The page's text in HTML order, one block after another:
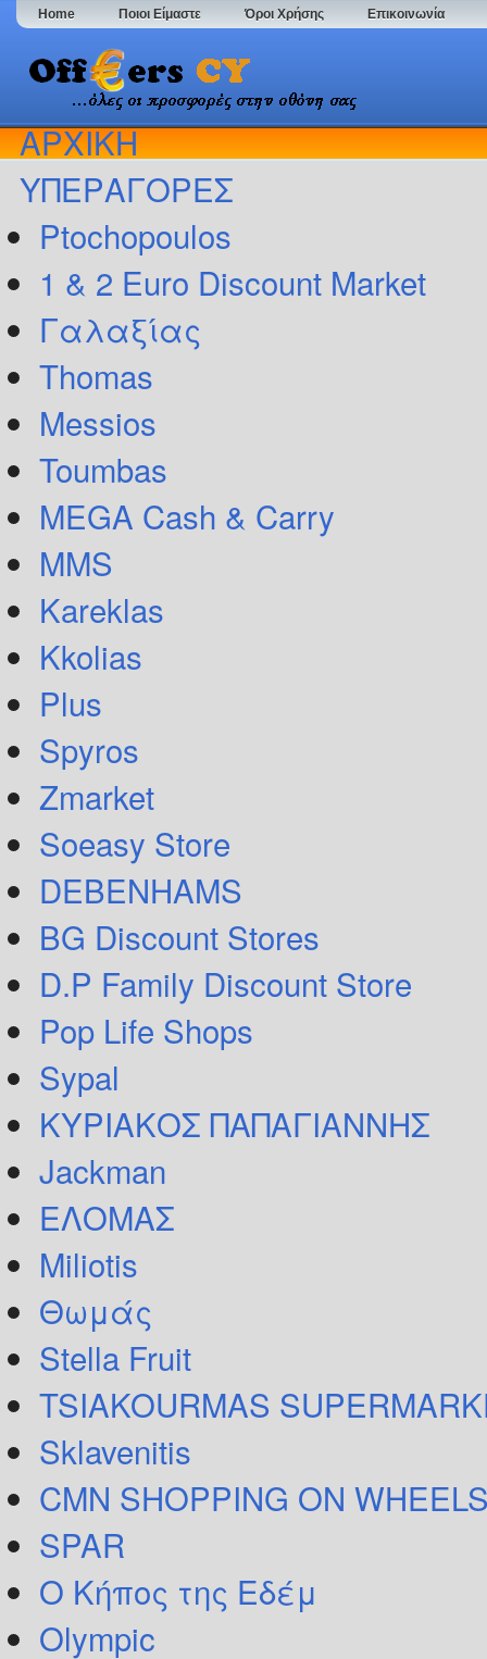
Home Ποιοι Είμαστε Όροι Χρήσης Επικοινωνία
ΑΡΧΙΚΗ
ΥΠΕΡΑΓΟΡΕΣ
Ptochopoulos
1 & 2 Euro Discount Market
Γαλαξίας
Thomas
Messios
Toumbas
MEGA Cash & Carry
MMS
Kareklas
Kkolias
Plus
Spyros
Zmarket
Soeasy Store
DEBENHAMS
BG Discount Stores
D.P Family Discount Store
Pop Life Shops
Sypal
ΚΥΡΙΑΚΟΣ ΠΑΠΑΓΙΑΝΝΗΣ
Jackman
ΕΛΟΜΑΣ
Miliotis
Θωμάς
Stella Fruit
TSIAKOURMAS
Sklavenitis
CMN SHOPPING ON
SPAR
Ο Κήπος της Εδέμ
Olympic